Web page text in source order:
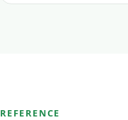
REFERENCE